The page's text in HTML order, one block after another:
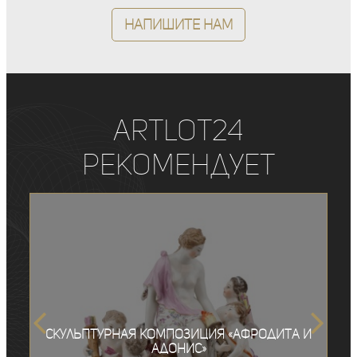
Напишите нам
ArtLot24
рекомендует
Скульптурная композиция «Афродита и
Адонис»